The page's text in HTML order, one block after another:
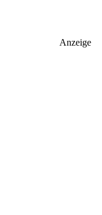
Anzeige